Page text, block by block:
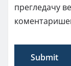
прегледачу